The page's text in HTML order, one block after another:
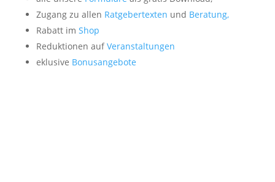
Zugang zu allen Ratgebertexten und Beratung,
Rabatt im Shop
Reduktionen aufVeranstaltungen
eklusive Bonusangebote